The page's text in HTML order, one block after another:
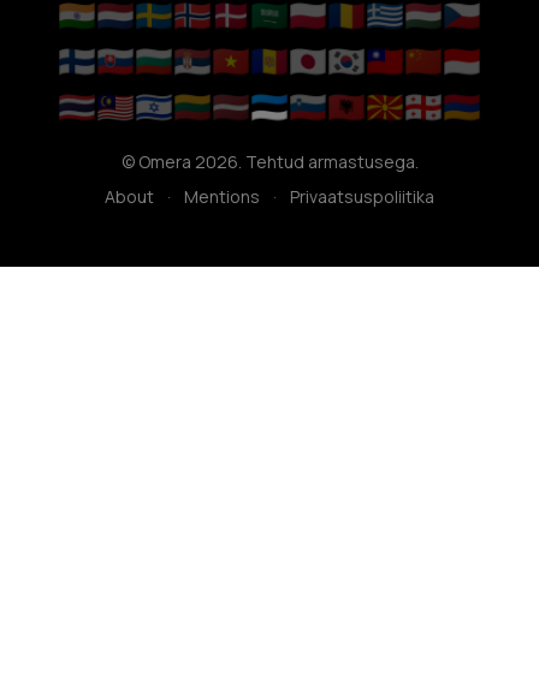
🇮🇳🇳🇱🇸🇪🇳🇴🇩🇰🇸🇦🇵🇱🇷🇴🇬🇷🇭🇺🇨🇿
🇫🇮🇸🇰🇧🇬🇷🇸🇻🇳🇦🇩🇯🇵🇰🇷🇹🇼🇨🇳🇮🇩
🇹🇭🇲🇾🇮🇱🇱🇹🇱🇻🇪🇪🇸🇮🇦🇱🇲🇰🇬🇪🇦🇲
© Omera 2026. Tehtud armastusega.
About
· Mentions · Privaatsuspoliitika